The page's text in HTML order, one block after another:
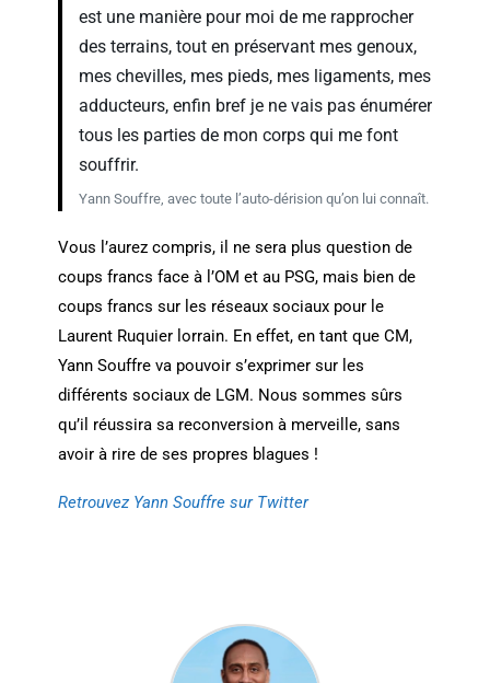
est une manière pour moi de me rapprocher
des terrains, tout en préservant mes genoux,
mes chevilles, mes pieds, mes ligaments, mes
adducteurs, enfin bref je ne vais pas énumérer
tous les parties de mon corps qui me font
souffrir.
Yann Souffre, avec toute l’auto-dérision qu’on lui connaît.
Vous l’aurez compris, il ne sera plus question de
coups francs face à l’OM et au PSG, mais bien de
coups francs sur les réseaux sociaux pour le
Laurent Ruquier lorrain. En effet, en tant que CM,
Yann Souffre va pouvoir s’exprimer sur les
différents sociaux de LGM. Nous sommes sûrs
qu’il réussira sa reconversion à merveille, sans
avoir à rire de ses propres blagues !
Retrouvez Yann Souffre sur Twitter